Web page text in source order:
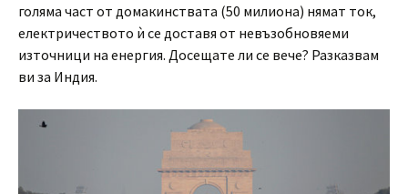
голяма част от домакинствата (50 милиона) нямат ток,
електричеството ѝ се доставя от невъзобновяеми
източници на енергия. Досещате ли се вече? Разказвам
ви за Индия.